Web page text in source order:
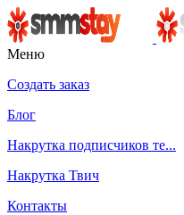
Меню
Создать заказ
Блог
Накрутка подписчиков те...
Накрутка Твич
Контакты